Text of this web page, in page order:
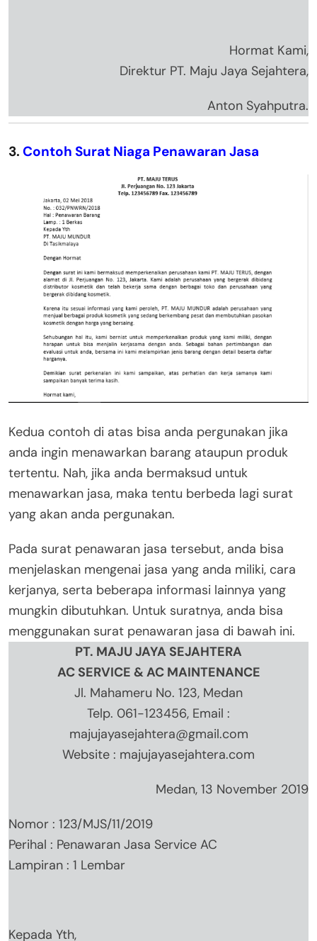
Hormat Kami,
Direktur PT. Maju Jaya Sejahtera,
Anton Syahputra.
3. Contoh Surat Niaga Penawaran Jasa
Kedua contoh di atas bisa anda pergunakan jika
anda ingin menawarkan barang ataupun produk
tertentu. Nah, jika anda bermaksud untuk
menawarkan jasa, maka tentu berbeda lagi surat
yang akan anda pergunakan.
Pada surat penawaran jasa tersebut, anda bisa
menjelaskan mengenai jasa yang anda miliki, cara
kerjanya, serta beberapa informasi lainnya yang
mungkin dibutuhkan. Untuk suratnya, anda bisa
menggunakan surat penawaran jasa di bawah ini.
PT. MAJU JAYA SEJAHTERA
AC SERVICE & AC MAINTENANCE
Jl. Mahameru No. 123, Medan
Telp. 061-123456, Email :
majujayasejahtera@gmail.com
Website : majujayasejahtera.com
Medan, 13 November 2019
Nomor : 123/MJS/11/2019
Perihal : Penawaran Jasa Service AC
Lampiran : 1 Lembar
Kepada Yth,